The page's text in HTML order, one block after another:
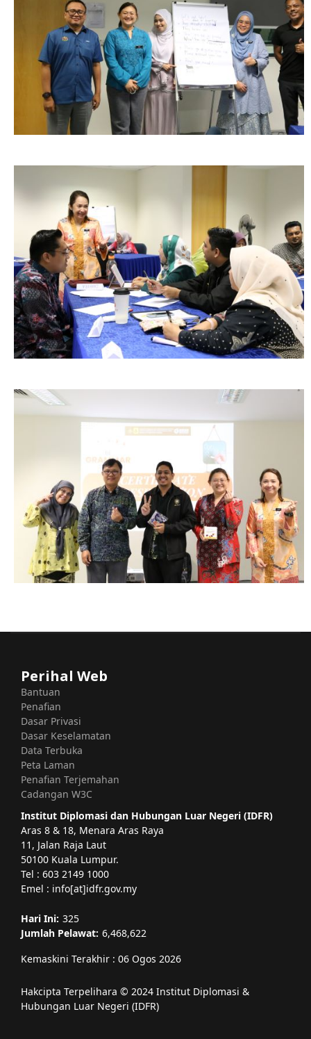
Perihal Web
Bantuan
Penafian
Dasar Privasi
Dasar Keselamatan
Data Terbuka
Peta Laman
Penafian Terjemahan
Cadangan W3C
Institut Diplomasi dan Hubungan Luar Negeri (IDFR)
Aras 8 & 18, Menara Aras Raya
11, Jalan Raja Laut
50100 Kuala Lumpur.
Tel : 603 2149 1000
Emel : info[at]idfr.gov.my
Hari Ini: 325
Jumlah Pelawat: 6,468,622
Kemaskini Terakhir : 06 Ogos 2026
Hakcipta Terpelihara © 2024 Institut Diplomasi &
Hubungan Luar Negeri (IDFR)